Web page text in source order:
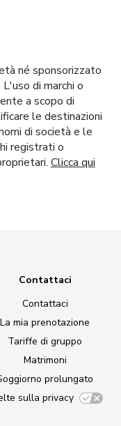
né sponsorizzato
di marchi o
a scopo di
le destinazioni
di società e le
registrati o
Clicca qui
Contattaci
Contattaci
La mia prenotazione
Tariffe di gruppo
Matrimoni
prolungato
sulla privacy